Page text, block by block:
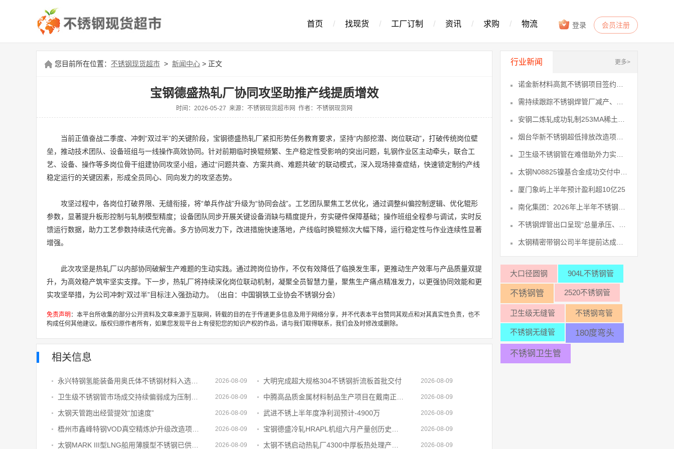
登录 会员注册
首页 / 找现货 / 工厂订制 / 资讯 / 求购 / 物流
您目前所在位置： 不锈钢现货超市 > 新闻中心 > 正文
宝钢德盛热轧厂协同攻坚助推产线提质增效
时间：2026-05-27 来源：不锈钢现货超市网 作者：不锈钢现货网
当前正值奋战二季度、冲刺“双过半”的关键阶段，宝钢德盛热轧厂紧扣形势任务教育要求，坚持“内部挖潜、岗位联动”，打破传统岗位壁
垒，推动技术团队、设备班组与一线操作高效协同。针对前期临时换辊频繁、生产稳定性受影响的突出问题，轧钢作业区主动牵头，联合工
艺、设备、操作等多岗位骨干组建协同攻坚小组，通过“问题共查、方案共商、难题共破”的联动模式，深入现场排查症结，快速锁定制约产线
稳定运行的关键因素，形成全员同心、同向发力的攻坚态势。
攻坚过程中，各岗位打破界限、无缝衔接，将“单兵作战”升级为“协同会战”。工艺团队聚焦工艺优化，通过调整纠偏控制逻辑、优化辊形
参数，显著提升板形控制与轧制模型精度；设备团队同步开展关键设备消缺与精度提升，夯实硬件保障基础；操作班组全程参与调试，实时反
馈运行数据，助力工艺参数持续迭代完善。多方协同发力下，改进措施快速落地，产线临时换辊频次大幅下降，运行稳定性与作业连续性显著
增强。
此次攻坚是热轧厂以内部协同破解生产难题的生动实践。通过跨岗位协作，不仅有效降低了临换发生率，更推动生产效率与产品质量双提
升，为高效稳产筑牢坚实支撑。下一步，热轧厂将持续深化岗位联动机制，凝聚全员智慧力量，聚焦生产痛点精准发力，以更强协同效能和更
实攻坚举措，为公司冲刺“双过半”目标注入强劲动力。（出自：中国钢铁工业协会不锈钢分会）
免责声明 ：本平台所收集的部分公开资料及文章来源于互联网，转载的目的在于传递更多信息及用于网络分享，并不代表本平台赞同其观点和对其真实性负责，也不
构成任何其他建议。版权归原作者所有，如果您发现平台上有侵犯您的知识产权的作品，请与我们取得联系，我们会及时修改或删除。
相关信息
2026-08-09 大明完成超大规格304不锈钢折流板首批交付 2026-08-09
2026-08-09 2026-08-09
太钢天管跑出经营提效“加速度” 2026-08-09 武进不锈上半年度净利润预计-4900万 2026-08-09
2026-08-09 2026-08-09
2026-08-09 2026-08-09
行业新闻 更多>
厦门象屿上半年预计盈利超10亿25
大口径圆钢 904L不锈钢管
不锈钢管 2520不锈钢管
卫生级无缝管 不锈钢弯管
不锈钢无缝管 180度弯头
不锈钢卫生管